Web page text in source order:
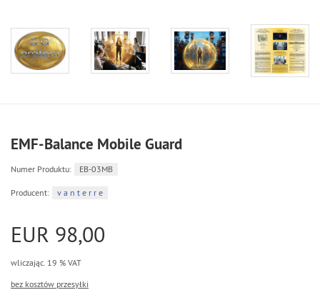
EMF-Balance Mobile Guard
Numer Produktu: EB-03MB
Producent: v a n t e r r e
EUR 98,00
wliczając. 19 % VAT
bez kosztów przesyłki